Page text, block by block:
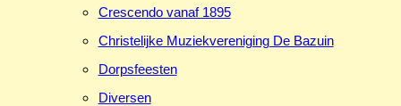
Crescendo vanaf 1895
Christelijke Muziekvereniging De Bazuin
Dorpsfeesten
Diversen